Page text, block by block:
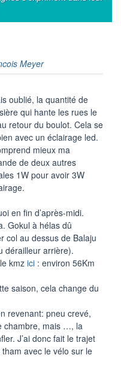
Meyer
oublié, la quantité de
qui hante les rues le
retour du boulot. Cela se
avec un éclairage led.
mieux ma
de deux autres
1W pour avoir 3W
en fin d’après-midi.
Gokul à hélas dû
col au dessus de Balaju
dérailleur arrière).
kmz ici : environ 56Km
saison, cela change du
revenant: pneu crevé,
chambre, mais …, la
J’ai donc fait le trajet
avec le vélo sur le